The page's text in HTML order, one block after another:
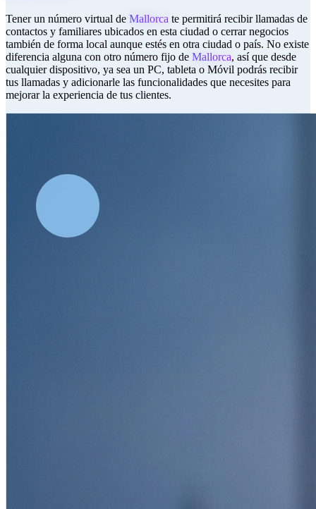
Tener un número virtual de Mallorca te permitirá recibir llamadas de
contactos y familiares ubicados en esta ciudad o cerrar negocios
también de forma local aunque estés en otra ciudad o país. No existe
diferencia alguna con otro número fijo de Mallorca, así que desde
cualquier dispositivo, ya sea un PC, tableta o Móvil podrás recibir
tus llamadas y adicionarle las funcionalidades que necesites para
mejorar la experiencia de tus clientes.